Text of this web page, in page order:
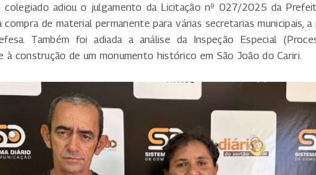
colegiado adiou o julgamento da Licitação nº 027/2025 da
de material permanente para várias secretarias municipais, a
Também foi adiada a análise da Inspeção Especial
construção de um monumento histórico em São João do Cariri.